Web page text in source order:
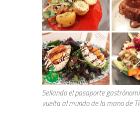
Sellando el pasaporte
vuelta al mundo de la mano de